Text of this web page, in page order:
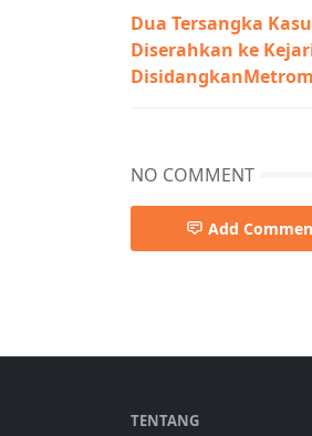
Dua Tersangka
Diserahkan ke
NO COMMENT
Add
TENTANG